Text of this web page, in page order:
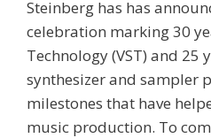
Steinberg has has
celebration marking 30
Technology (VST) and 25
synthesizer and sampler
milestones that have
music production. To